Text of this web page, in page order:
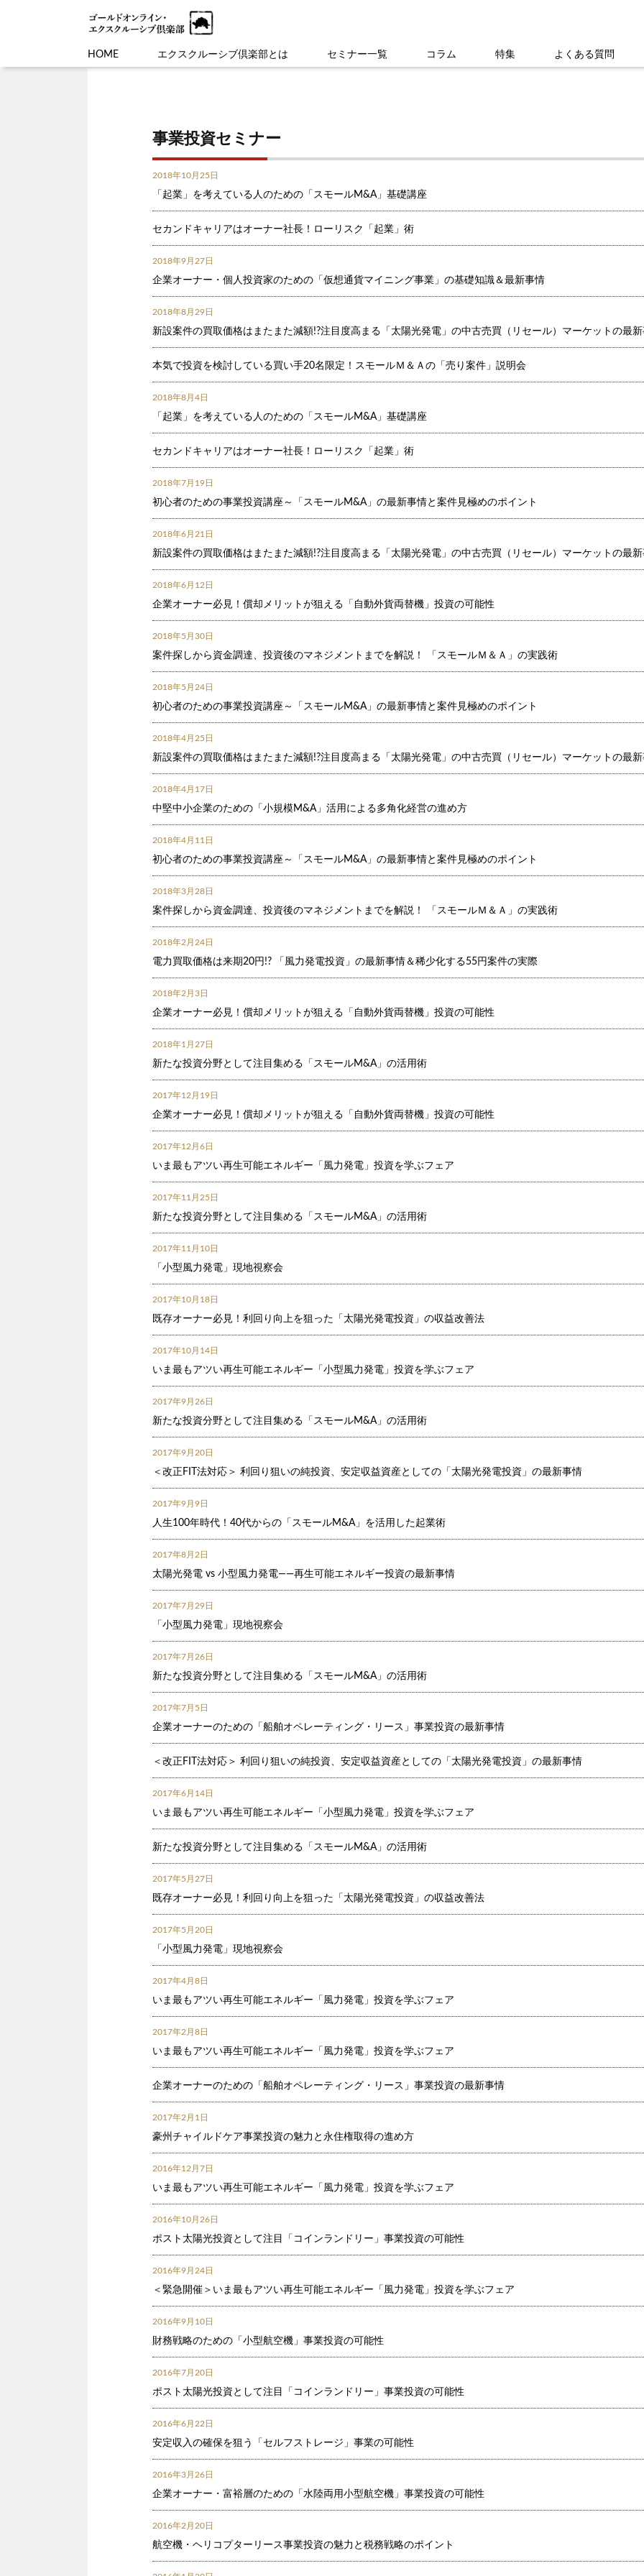
HOME エクスクルーシブ倶楽部とは セミナー一覧 コラム 特集 よくある質問
事業投資セミナー
2018年10月25日
「起業」を考えている人のための「スモールM&A」基礎講座
セカンドキャリアはオーナー社長！ローリスク「起業」術
2018年9月27日
企業オーナー・個人投資家のための「仮想通貨マイニング事業」の基礎知識＆最新事情
2018年8月29日
新設案件の買取価格はまたまた減額!?注目度高まる「太陽光発電」の中古売買（リセール）マーケットの最
本気で投資を検討している買い手20名限定！スモールＭ＆Ａの「売り案件」説明会
2018年8月4日
「起業」を考えている人のための「スモールM&A」基礎講座
セカンドキャリアはオーナー社長！ローリスク「起業」術
2018年7月19日
初心者のための事業投資講座～「スモールM&A」の最新事情と案件見極めのポイント
2018年6月21日
新設案件の買取価格はまたまた減額!?注目度高まる「太陽光発電」の中古売買（リセール）マーケットの最
2018年6月12日
企業オーナー必見！償却メリットが狙える「自動外貨両替機」投資の可能性
2018年5月30日
案件探しから資金調達、投資後のマネジメントまでを解説！ 「スモールＭ＆Ａ」の実践術
2018年5月24日
初心者のための事業投資講座～「スモールM&A」の最新事情と案件見極めのポイント
2018年4月25日
新設案件の買取価格はまたまた減額!?注目度高まる「太陽光発電」の中古売買（リセール）マーケットの最
2018年4月17日
中堅中小企業のための「小規模M&A」活用による多角化経営の進め方
2018年4月11日
初心者のための事業投資講座～「スモールM&A」の最新事情と案件見極めのポイント
2018年3月28日
案件探しから資金調達、投資後のマネジメントまでを解説！ 「スモールＭ＆Ａ」の実践術
2018年2月24日
電力買取価格は来期20円!? 「風力発電投資」の最新事情＆稀少化する55円案件の実際
2018年2月3日
企業オーナー必見！償却メリットが狙える「自動外貨両替機」投資の可能性
2018年1月27日
新たな投資分野として注目集める「スモールM&A」の活用術
2017年12月19日
企業オーナー必見！償却メリットが狙える「自動外貨両替機」投資の可能性
2017年12月6日
いま最もアツい再生可能エネルギー「風力発電」投資を学ぶフェア
2017年11月25日
新たな投資分野として注目集める「スモールM&A」の活用術
2017年11月10日
「小型風力発電」現地視察会
2017年10月18日
既存オーナー必見！利回り向上を狙った「太陽光発電投資」の収益改善法
2017年10月14日
いま最もアツい再生可能エネルギー「小型風力発電」投資を学ぶフェア
2017年9月26日
新たな投資分野として注目集める「スモールM&A」の活用術
2017年9月20日
＜改正FIT法対応＞ 利回り狙いの純投資、安定収益資産としての「太陽光発電投資」の最新事情
2017年9月9日
人生100年時代！40代からの「スモールM&A」を活用した起業術
2017年8月2日
太陽光発電 vs 小型風力発電――再生可能エネルギー投資の最新事情
2017年7月29日
「小型風力発電」現地視察会
2017年7月26日
新たな投資分野として注目集める「スモールM&A」の活用術
2017年7月5日
企業オーナーのための「船舶オペレーティング・リース」事業投資の最新事情
＜改正FIT法対応＞ 利回り狙いの純投資、安定収益資産としての「太陽光発電投資」の最新事情
2017年6月14日
いま最もアツい再生可能エネルギー「小型風力発電」投資を学ぶフェア
新たな投資分野として注目集める「スモールM&A」の活用術
2017年5月27日
既存オーナー必見！利回り向上を狙った「太陽光発電投資」の収益改善法
2017年5月20日
「小型風力発電」現地視察会
2017年4月8日
いま最もアツい再生可能エネルギー「風力発電」投資を学ぶフェア
2017年2月8日
いま最もアツい再生可能エネルギー「風力発電」投資を学ぶフェア
企業オーナーのための「船舶オペレーティング・リース」事業投資の最新事情
2017年2月1日
豪州チャイルドケア事業投資の魅力と永住権取得の進め方
2016年12月7日
いま最もアツい再生可能エネルギー「風力発電」投資を学ぶフェア
2016年10月26日
ポスト太陽光投資として注目「コインランドリー」事業投資の可能性
2016年9月24日
＜緊急開催＞いま最もアツい再生可能エネルギー「風力発電」投資を学ぶフェア
2016年9月10日
財務戦略のための「小型航空機」事業投資の可能性
2016年7月20日
ポスト太陽光投資として注目「コインランドリー」事業投資の可能性
2016年6月22日
安定収入の確保を狙う「セルフストレージ」事業の可能性
2016年3月26日
企業オーナー・富裕層のための「水陸両用小型航空機」事業投資の可能性
2016年2月20日
航空機・ヘリコプターリース事業投資の魅力と税務戦略のポイント